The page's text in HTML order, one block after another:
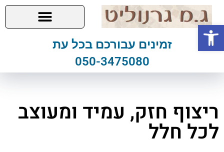
זמינים עבורכם בכל עת
050-3475080
ריצוף חזק, עמיד ומעוצב
לכל חלל
פתח סרגל נגישות